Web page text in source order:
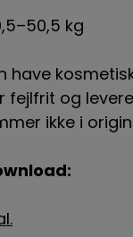
kg
have
fejlfrit og
ikke i